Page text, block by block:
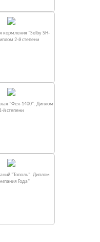
кормления "Selby SH-
2-й степени
"Фея-1400". Диплом
1-й степени
"Тополь". Диплом
Года"